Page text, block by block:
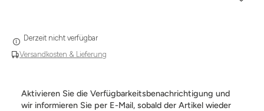
Versandkosten & Lieferung
Derzeit nicht verfügbar
Aktivieren Sie die Verfügbarkeitsbenachrichtigung und
wir informieren Sie per E-Mail, sobald der Artikel wieder